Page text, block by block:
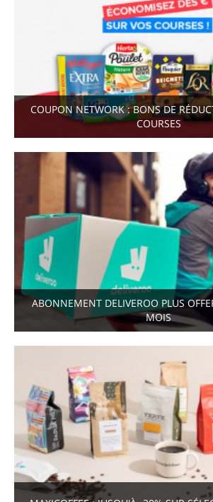
COUPON NETWORK : BONS DE
COURSES
ABONNEMENT DELIVEROO PLUS
MOIS